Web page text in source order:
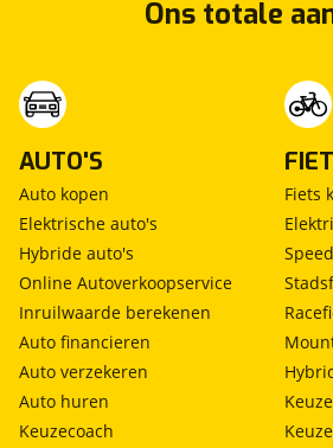
Ons totale
AUTO'S
Auto kopen
Elektrische auto's
Hybride auto's
Online Autoverkoopservice
Inruilwaarde berekenen
Auto financieren
Auto verzekeren
Auto huren
Keuzecoach
Fiets